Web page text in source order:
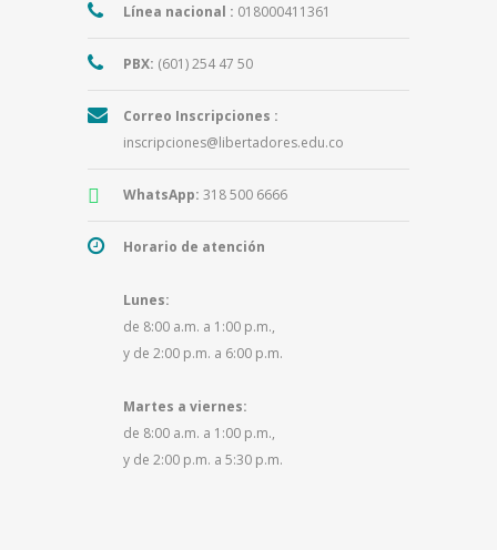
Línea nacional : 018000411361
PBX: (601) 254 47 50
Correo Inscripciones :
inscripciones@libertadores.edu.co
WhatsApp: 318 500 6666
Horario de atención
Lunes:
de 8:00 a.m. a 1:00 p.m.,
y de 2:00 p.m. a 6:00 p.m.
Martes a viernes:
de 8:00 a.m. a 1:00 p.m.,
y de 2:00 p.m. a 5:30 p.m.